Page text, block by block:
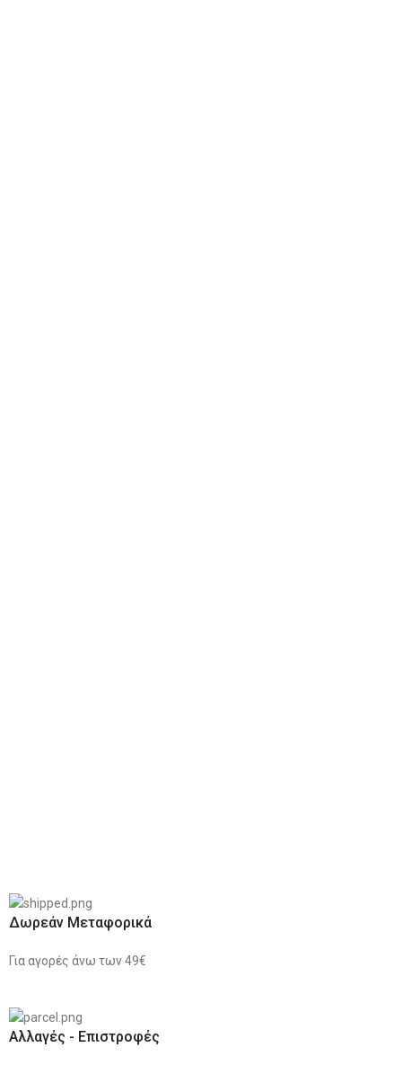
Δωρεάν Μεταφορικά
Για αγορές άνω των 49€
Αλλαγές - Επιστροφές